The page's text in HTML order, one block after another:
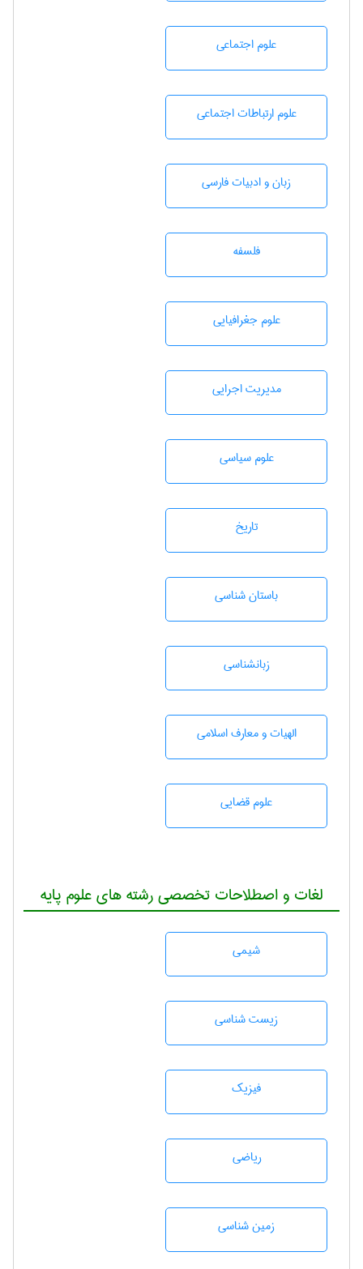
علوم اجتماعی
علوم ارتباطات اجتماعی
زبان و ادبيات فارسی
فلسفه
علوم جغرافيايی
مديريت اجرايی
علوم سياسی
تاريخ
باستان شناسی
زبانشناسی
الهیات و معارف اسلامی
علوم قضایی
لغات و اصطلاحات تخصصی رشته های علوم پایه
شيمی
زيست شناسی
فیزیک
رياضی
زمين شناسی